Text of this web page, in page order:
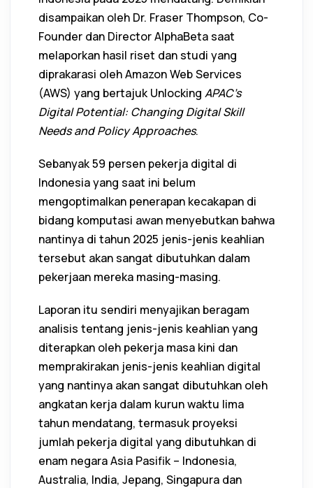
disampaikan oleh Dr. Fraser Thompson, Co-
Founder dan Director AlphaBeta saat
melaporkan hasil riset dan studi yang
diprakarasi oleh Amazon Web Services
(AWS) yang bertajuk Unlocking APAC’s
Digital Potential: Changing Digital Skill
Needs and Policy Approaches.
Sebanyak 59 persen pekerja digital di
Indonesia yang saat ini belum
mengoptimalkan penerapan kecakapan di
bidang komputasi awan menyebutkan bahwa
nantinya di tahun 2025 jenis-jenis keahlian
tersebut akan sangat dibutuhkan dalam
pekerjaan mereka masing-masing.
Laporan itu sendiri menyajikan beragam
analisis tentang jenis-jenis keahlian yang
diterapkan oleh pekerja masa kini dan
memprakirakan jenis-jenis keahlian digital
yang nantinya akan sangat dibutuhkan oleh
angkatan kerja dalam kurun waktu lima
tahun mendatang, termasuk proyeksi
jumlah pekerja digital yang dibutuhkan di
enam negara Asia Pasifik – Indonesia,
Australia, India, Jepang, Singapura dan